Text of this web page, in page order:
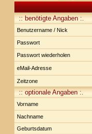
:: benötigte Angaben :.
Benutzername / Nick
Passwort
Passwort wiederholen
eMail-Adresse
Zeitzone
:: optionale Angaben :.
Vorname
Nachname
Geburtsdatum